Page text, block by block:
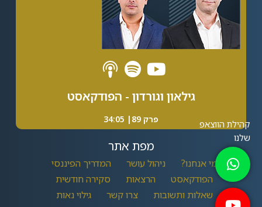
גילאון וגורדון - הפודקאסט
פרק 89| 34:05
מפת אתר
מי אנחנו? ניהול עושר
המדריך הפיננסי
הפודקאסט
הרצאות
סקירה חודשית
שאלות ותשובות
צרו קשר
גילוי נאות